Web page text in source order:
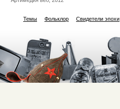
Темы Фольклор Свидетели эпохи